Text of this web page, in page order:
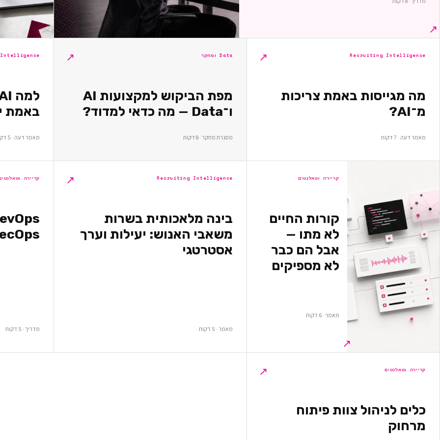
↗
Recruiting Intelligence
מה מגייסות באמת צריכות
מ־AI?
מאמר דעה · 7 דקות
↗ Data ומחקר
מפת הביקוש למקצועות AI
ו־Data — מה כדאי למדוד?
מסגרת מחקר · 8 דקות
↗
באמת
מאמר דעה · 5 דקות
קריירה וטאלנטים
קורות החיים
לא מתו —
אבל הם כבר
לא מספיקים
מאמר · 6 דקות
↗
Recruiting Intelligence
בינה מלאכותית בשרות
משאבי האנוש: יעילות וערך
אסטרטגי
מאמר · 5 דקות
↗ קריירה
מדריך · 5 דקות
קריירה וטאלנטים
כלים לניהול צוות פיתוח
מרחוק
↗